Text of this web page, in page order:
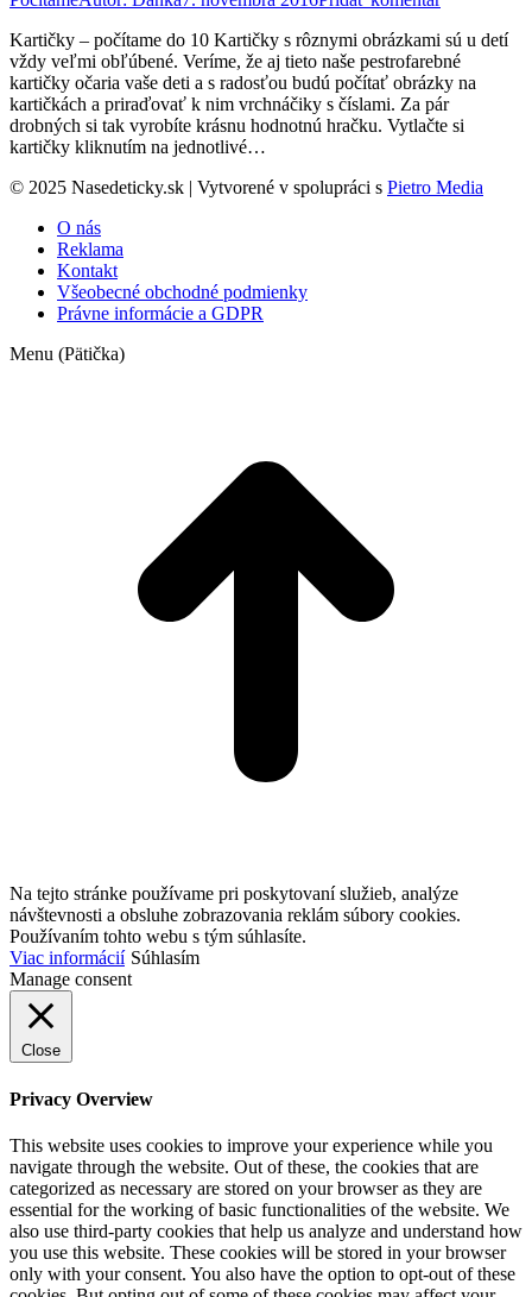
Kartičky – počítame do 10 Kartičky s rôznymi obrázkami sú u detí
vždy veľmi obľúbené. Veríme, že aj tieto naše pestrofarebné
kartičky očaria vaše deti a s radosťou budú počítať obrázky na
kartičkách a priraďovať k nim vrchnáčiky s číslami. Za pár
drobných si tak vyrobíte krásnu hodnotnú hračku. Vytlačte si
kartičky kliknutím na jednotlivé…
© 2025 Nasedeticky.sk | Vytvorené v spolupráci s Pietro Media
O nás
Reklama
Kontakt
Všeobecné obchodné podmienky
Právne informácie a GDPR
Menu (Pätička)
Na tejto stránke používame pri poskytovaní služieb, analýze
návštevnosti a obsluhe zobrazovania reklám súbory cookies.
Používaním tohto webu s tým súhlasíte.
Viac informácií Súhlasím
Manage consent
Close
Privacy Overview
This website uses cookies to improve your experience while you
navigate through the website. Out of these, the cookies that are
categorized as necessary are stored on your browser as they are
essential for the working of basic functionalities of the website. We
also use third-party cookies that help us analyze and understand how
you use this website. These cookies will be stored in your browser
only with your consent. You also have the option to opt-out of these